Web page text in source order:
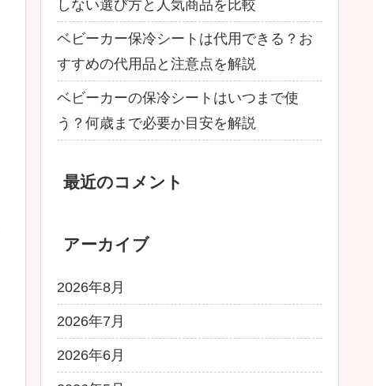
しない選び方と人気商品を比較
ベビーカー保冷シートは代用できる？お
すすめの代用品と注意点を解説
ベビーカーの保冷シートはいつまで使
う？何歳まで必要か目安を解説
最近のコメント
アーカイブ
2026年8月
2026年7月
2026年6月